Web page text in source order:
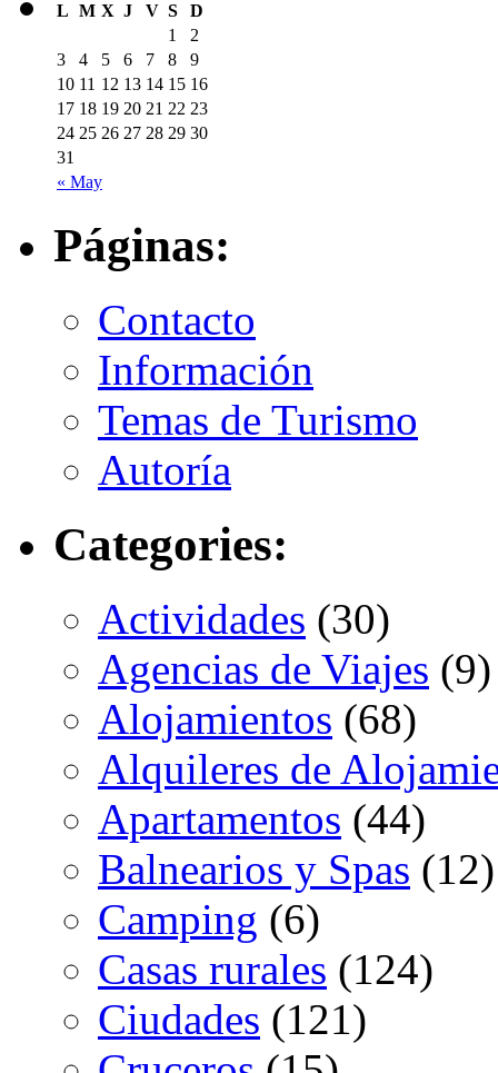
L M X J V S D
« May
1
2
3
4 5 6 7 8
9
10 11 12 13 14 15 16
17 18 19 20 21 22 23
24 25 26 27 28 29 30
31
Páginas:
Contacto
Información
Temas de Turismo
Autoría
Categories:
Actividades (30)
Agencias de Viajes (9)
Alojamientos (68)
Alquileres de
Apartamentos (44)
Balnearios y Spas (12)
Camping (6)
Casas rurales (124)
Ciudades (121)